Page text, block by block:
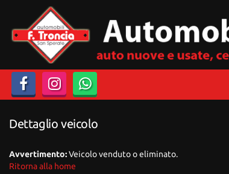
Dettaglio veicolo
Avvertimento:Veicolo venduto o eliminato.
Ritorna alla home